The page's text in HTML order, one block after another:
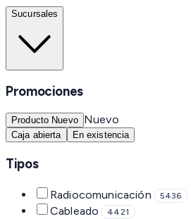
Sucursales
Promociones
Producto Nuevo Nuevo
Caja abierta En existencia
Tipos
Radiocomunicación 5436
Cableado 4421